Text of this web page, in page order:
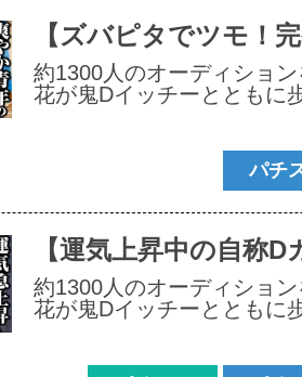
【ズバピタでツモ！
約1300人のオーディショ
花が鬼Dイッチーとともに
パチ
【運気上昇中の自称
約1300人のオーディショ
花が鬼Dイッチーとともに